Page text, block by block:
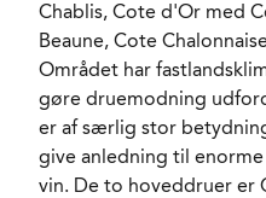
udgave af den
kråsesuppe, som på
hoved, hals, vinger,
og ænder.
Chablis, Cote d'Or med
Beaune, Cote
Området har
gøre druemodning
er af særlig stor
give anledning til
vin. De to hoveddruer er